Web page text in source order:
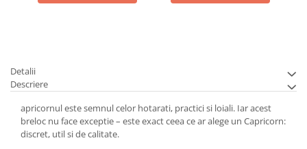
Detalii
Descriere
apricornul este semnul celor hotarati, practici si loiali. Iar acest
breloc nu face exceptie – este exact ceea ce ar alege un Capricorn:
discret, util si de calitate.